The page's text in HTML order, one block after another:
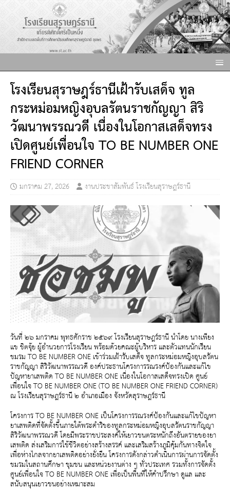
โรงเรียนสุราษฎร์ธานีเฝ้ารับเสด็จ ทูล
กระหม่อมหญิงอุบลรัตนราชกัญญา สิริ
วัฒนาพรรณวดี เนื่องในโอกาสเสด็จทรง
เปิดศูนย์เพื่อนใจ TO BE NUMBER ONE
FRIEND CORNER
มกราคม 27, 2026 งานประชาสัมพันธ์ โรงเรียนสุราษฎร์ธานี
วันที่ ๒๖ มกราคม พุทธศักราช ๒๕๖๙ โรงเรียนสุราษฎร์ธานี นำโดย นางเพียง
แข ชิตจุ้ย ผู้อำนวยการโรงเรียน พร้อมด้วยคณะผู้บริหาร และตัวแทนนักเรียน
ชมรม TO BE NUMBER ONE เข้าร่วมเฝ้ารับเสด็จ ทูลกระหม่อมหญิงอุบลรัตน
ราชกัญญา สิริวัฒนาพรรณวดี องค์ประธานโครงการรณรงค์ป้องกันและแก้ไข
ปัญหายาเสพติด TO BE NUMBER ONE เนื่องในโอกาสเสด็จทรงเปิด ศูนย์
เพื่อนใจ TO BE NUMBER ONE (TO BE NUMBER ONE FRIEND CORNER)
ณ โรงเรียนสุราษฎร์ธานี ๒ อำเภอเมือง จังหวัดสุราษฎร์ธานี
โครงการ TO BE NUMBER ONE เป็นโครงการรณรงค์ป้องกันและแก้ไขปัญหา
ยาเสพติดที่จัดตั้งขึ้นภายใต้พระดำริของทูลกระหม่อมหญิงอุบลรัตนราชกัญญา
สิริวัฒนาพรรณวดี โดยมีพระราชประสงค์ให้เยาวชนตระหนักถึงอันตรายของยา
เสพติด ส่งเสริมการใช้ชีวิตอย่างสร้างสรรค์ และเสริมสร้างภูมิคุ้มกันทางจิตใจ
เพื่อห่างไกลจากยาเสพติดอย่างยั่งยืน โครงการดังกล่าวดำเนินการผ่านการจัดตั้ง
ชมรมในสถานศึกษา ชุมชน และหน่วยงานต่าง ๆ ทั่วประเทศ รวมทั้งการจัดตั้ง
ศูนย์เพื่อนใจ TO BE NUMBER ONE เพื่อเป็นพื้นที่ให้คำปรึกษา ดูแล และ
สนับสนุนเยาวชนอย่างเหมาะสม